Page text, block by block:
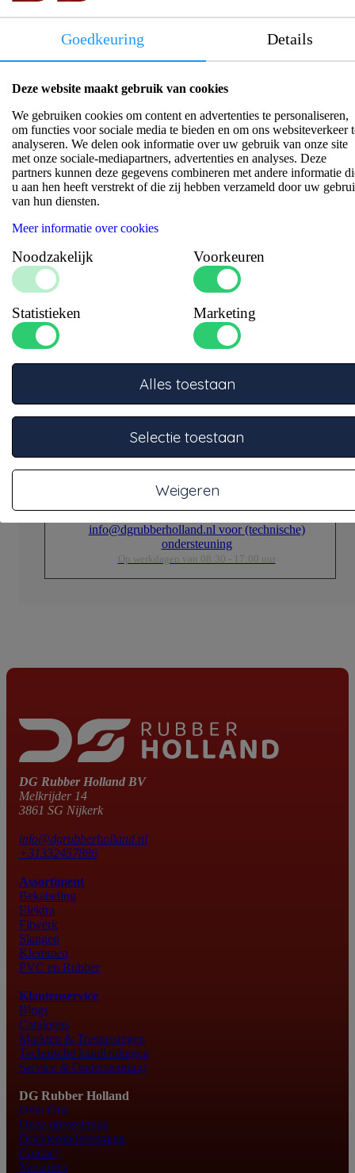
Log in om prijs en beschikbaarheid te zien!
Specificaties
Vraag onze kenners
ondersteuning
Op werkdagen van 08:30 - 17:00 uur
Email
info@dgrubberholland.nl voor (technische)
ondersteuning
Op werkdagen van 08:30 - 17:00 uur
DG Rubber Holland BV
Melkrijder 14
3861 SG Nijkerk
info@dgrubberholland.nl
+31332457886
Assortiment
Bekabeling
Elektra
Fitwerk
Slangen
Klemmen
PVC en Rubber
Klantenservice
Blogs
Catalogus
Markten & Toepassingen
Technische handleidingen
Service & Ondersteuning
DG Rubber Holland
Over Ons
Onze oplossingen
Dochteronderneming
Contact
Vacatures
Goedkeuring Details
Deze website maakt gebruik van cookies
We gebruiken cookies om content en advertenties te personaliseren,
om functies voor sociale media te bieden en om ons websiteverkeer
analyseren. We delen ook informatie over uw gebruik van onze site
met onze sociale-mediapartners, advertenties en analyses. Deze
partners kunnen deze gegevens combineren met andere informatie
u aan hen heeft verstrekt of die zij hebben verzameld door uw
van hun diensten.
Meer informatie over cookies
Noodzakelijk Voorkeuren
Statistieken Marketing
Weigeren
Selectie toestaan
Alles toestaan